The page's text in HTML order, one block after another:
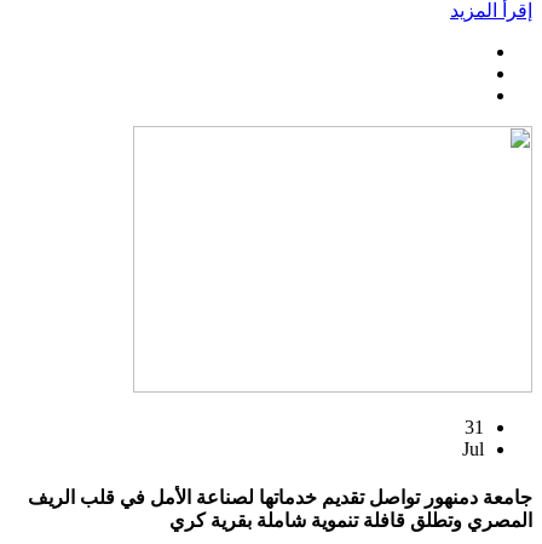
إقرأ المزيد
31
Jul
جامعة دمنهور تواصل تقديم خدماتها لصناعة الأمل في قلب الريف
المصري وتطلق قافلة تنموية شاملة بقرية كري